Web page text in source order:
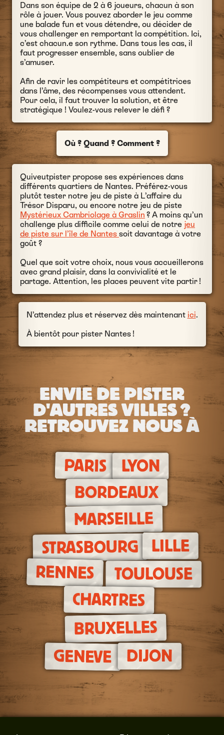
Dans son équipe de 2 à 6 joueurs, chacun à son
rôle à jouer. Vous pouvez aborder le jeu comme
une balade fun et vous détendre, ou décider de
vous challenger en remportant la compétition. Ici,
c’est chacun.e son rythme. Dans tous les cas, il
faut progresser ensemble, sans oublier de
s’amuser.
Afin de ravir les compétiteurs et compétitrices
dans l’âme, des récompenses vous attendent.
Pour cela, il faut trouver la solution, et être
stratégique ! Voulez-vous relever le défi ?
Où ? Quand ? Comment ?
Quiveutpister propose ses expériences dans
différents quartiers de Nantes. Préférez-vous
plutôt tester notre jeu de piste à L’affaire du
Trésor Disparu, ou encore notre jeu de piste
Mystérieux Cambriolage à Graslin ? A moins qu’un
challenge plus difficile comme celui de notre jeu
de piste sur l’île de Nantes soit davantage à votre
goût ?
Quel que soit votre choix, nous vous accueillerons
avec grand plaisir, dans la convivialité et le
partage. Attention, les places peuvent vite partir !
N’attendez plus et réservez dès maintenant ici.
À bientôt pour pister Nantes !
ENVIE DE PISTER
D'AUTRES VILLES ?
RETROUVEZ NOUS À
PARIS LYON
BORDEAUX
MARSEILLE
STRASBOURG LILLE
RENNES TOULOUSE
CHARTRES
BRUXELLES
GENEVE DIJON